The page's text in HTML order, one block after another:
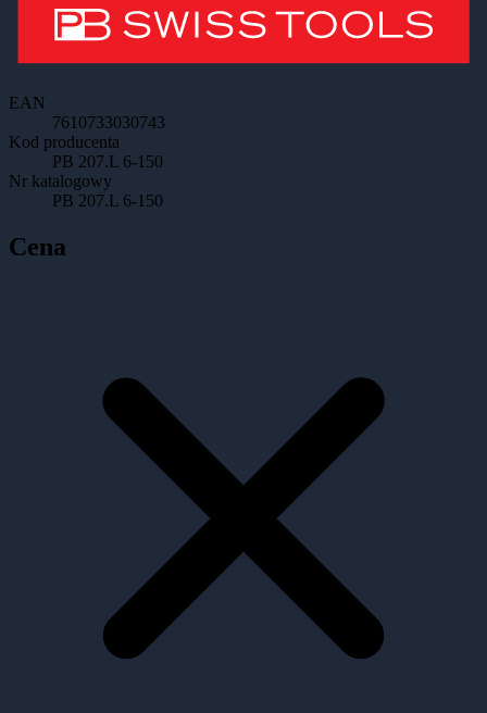
EAN
7610733030743
Kod producenta
PB 207.L 6-150
Nr katalogowy
PB 207.L 6-150
Cena